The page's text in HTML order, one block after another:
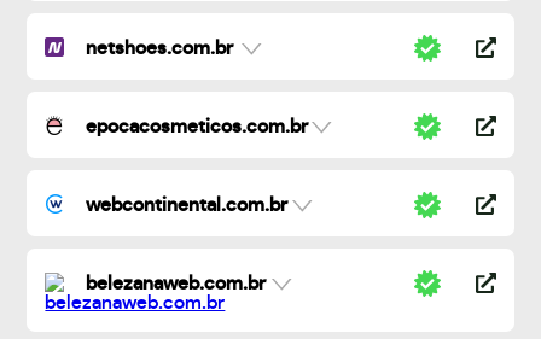
netshoes.com.br
epocacosmeticos.com.br
webcontinental.com.br
belezanaweb.com.br